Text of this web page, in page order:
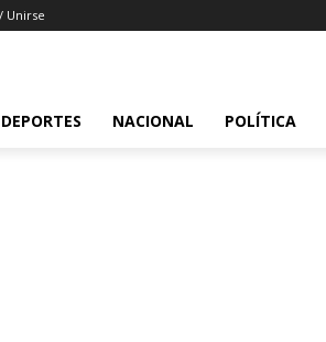
Unirse
DEPORTES NACIONAL POLÍTICA